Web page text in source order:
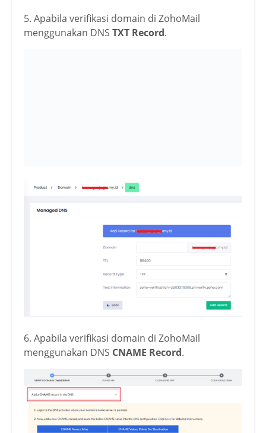
5. Apabila verifikasi domain di ZohoMail
menggunakan DNS TXT Record.
6. Apabila verifikasi domain di ZohoMail
menggunakan DNS CNAME Record.